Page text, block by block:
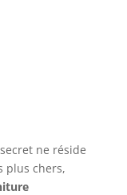
ne réside
plus chers,